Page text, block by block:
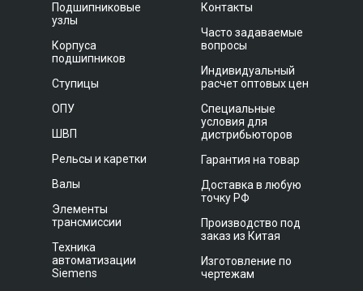
Подшипниковые
узлы
Корпуса
подшипников
Ступицы
ОПУ
ШВП
Рельсы и каретки
Валы
Элементы
трансмиссии
Техника
автоматизации
Siemens
Контакты
Часто задаваемые
вопросы
Индивидуальный
расчет оптовых цен
Специальные
условия для
дистрибьюторов
Гарантия на товар
Доставка в любую
точку РФ
Производство под
заказ из Китая
Изготовление по
чертежам